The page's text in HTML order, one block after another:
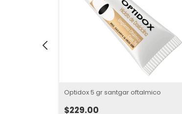
Optidox 5 gr santgar oftalmico
$229.00